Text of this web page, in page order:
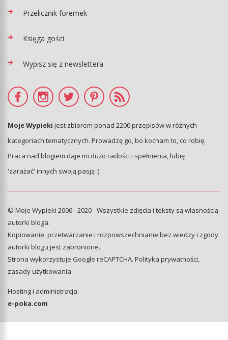
Przelicznik foremek
Księga gości
Wypisz się z newslettera
Moje Wypieki jest zbiorem ponad 2200 przepisów w różnych
kategoriach tematycznych. Prowadzę go, bo kocham to, co robię.
Praca nad blogiem daje mi dużo radości i spełnienia, lubię
'zarażać' innych swoją pasją :)
© Moje Wypieki 2006 - 2020 - Wszystkie zdjęcia i teksty są własnością
autorki bloga.
Kopiowanie, przetwarzanie i rozpowszechnianie bez wiedzy i zgody
autorki blogu jest zabronione.
Strona wykorzystuje Google reCAPTCHA. Polityka prywatności,
zasady użytkowania.
Hosting i administracja:
e-poka.com